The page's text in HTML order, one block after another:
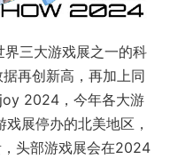
三大游戏展之一的科
再创新高，再加上同
2024，今年各大游
展停办的北美地区，
头部游戏展会在2024